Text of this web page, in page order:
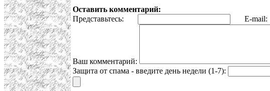
Оставить комментарий:
Представьтесь:
E-mail:
Ваш комментарий:
Защита от спама - введите день недели (1-7):